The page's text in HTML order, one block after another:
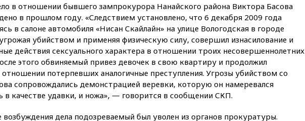
огромном запасе боеприпасов
в США
08:54В Таиланде сегодня
прощаются с молодыми
россиянами, жестоко убитыми
в Паттайе
08:26 Летчики с упавшего
самолета в Приангарье
отделались ссадинами и
07:40Таджикистан и
в отношении бывшего зампрокурора Нанайского района Виктора Басова
в прошлом году. «Следствием установлено, что 6 декабря 2009 года
в салоне автомобиля «Нисан Скайлайн» на улице Вологодская в городе
убийством и применяя физическую силу, совершил изнасилование и
действия сексуального характера в отношении троих несовершеннолетних
этого обвиняемый привез девочек в свою квартиру и продолжил
потерпевших аналогичные преступления. Угрозы убийством со
сопровождались демонстрацией веревки, которую он намеревался
в качестве удавки, и ножа», — говорится в сообщении СКП.
возбуждения дела подозреваемый был уволен из органов прокуратуры.